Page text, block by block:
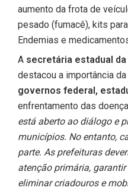
aumento da frota de
pesado (fumacê), kits
Endemias e
A secretária estadual da
destacou a importância da
governos federal,
enfrentamento das
está aberto ao diálogo e
municípios. No entanto,
parte. As prefeituras
atenção primária,
eliminar criadouros e